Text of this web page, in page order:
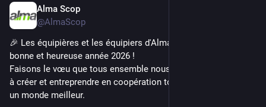
Alma Scop
@AlmaScop
🎉 Les équipières et les équipiers d'Alma vous souhaitent une
bonne et heureuse année 2026 !
Faisons le vœu que tous ensemble nous puissions continuer
à créer et entreprendre en coopération tout en œuvrant pour
un monde meilleur.